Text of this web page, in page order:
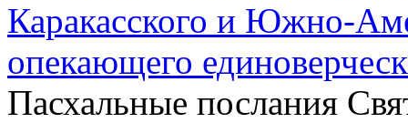
Каракасского и Южно-
опекающего
Пасхальные послания